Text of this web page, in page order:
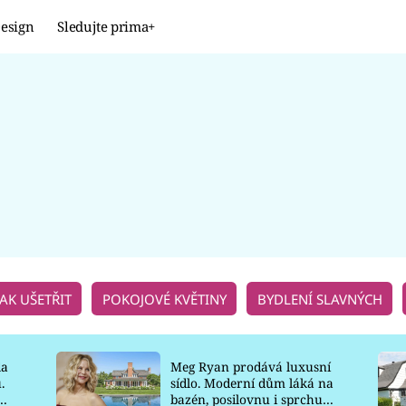
Sledujte prima+
UŠETŘIT POKOJOVÉ KVĚTINY BYDLENÍ SLAVNÝCH
Meg Ryan prodává luxusní
sídlo. Moderní dům láká na
bazén, posilovnu i sprchu